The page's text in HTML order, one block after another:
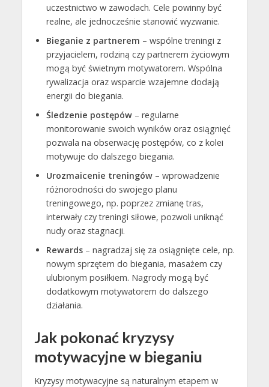
uczestnictwo w zawodach. Cele powinny być
realne, ale jednocześnie stanowić wyzwanie.
Bieganie z partnerem – wspólne treningi z
przyjacielem, rodziną czy partnerem życiowym
mogą być świetnym motywatorem. Wspólna
rywalizacja oraz wsparcie wzajemne dodają
energii do biegania.
Śledzenie postępów– regularne
monitorowanie swoich wyników oraz osiągnięć
pozwala na obserwację postępów, co z kolei
motywuje do dalszego biegania.
Urozmaicenie treningów– wprowadzenie
różnorodności do swojego planu
treningowego, np. poprzez zmianę tras,
interwały czy treningi siłowe, pozwoli uniknąć
nudy oraz stagnacji.
Rewards– nagradzaj się za osiągnięte cele, np.
nowym sprzętem do biegania, masażem czy
ulubionym posiłkiem. Nagrody mogą być
dodatkowym motywatorem do dalszego
działania.
Jak pokonać kryzysy
motywacyjne w bieganiu
Kryzysy motywacyjne są naturalnym etapem w